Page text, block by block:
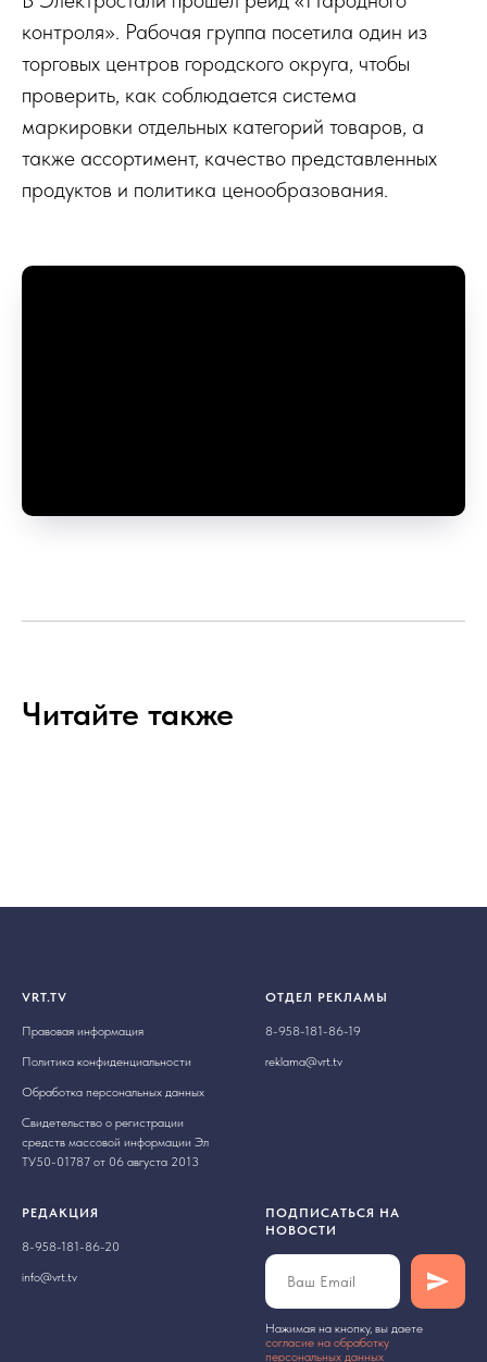
контроля». Рабочая группа посетила один из
торговых центров городского округа, чтобы
проверить, как соблюдается система
маркировки отдельных категорий товаров, а
также ассортимент, качество представленных
продуктов и политика ценообразования.
Читайте также
VRT.TV
Правовая информация
Политика конфиденциальности
Обработка персональных данных
Свидетельство о регистрации
средств массовой информации Эл
ТУ50-01787 от 06 августа 2013
ОТДЕЛ РЕКЛАМЫ
8-958-181-86-19
reklama@vrt.tv
РЕДАКЦИЯ
8-958-181-86-20
info@vrt.tv
ПОДПИСАТЬСЯ НА
НОВОСТИ
Нажимая на кнопку, вы даете
cогласие на обработку
персональных данных